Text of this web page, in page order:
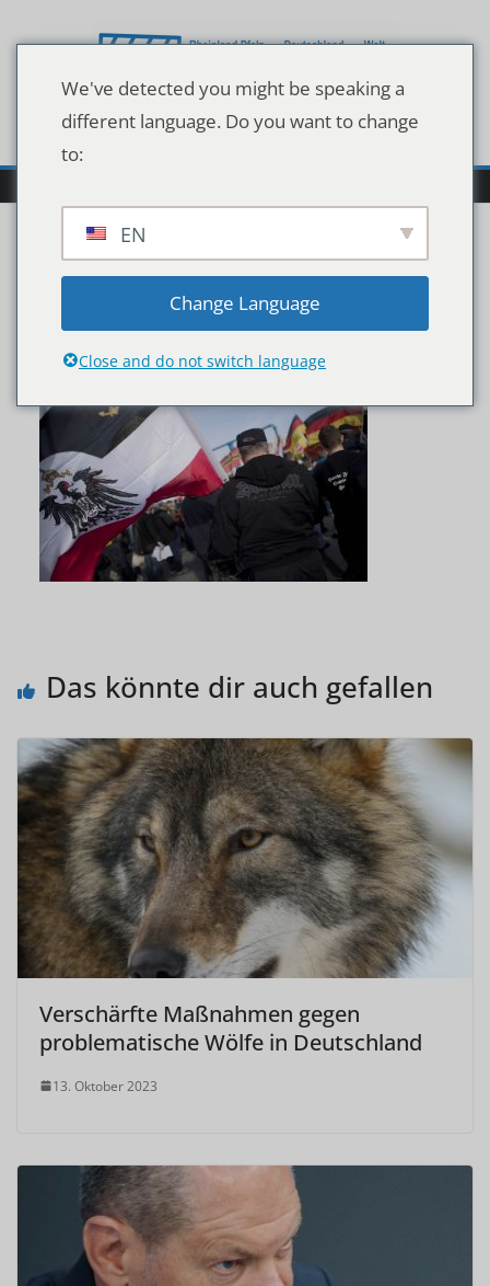
Inhalt
75708-0-1.OTS_
Das könnte dir auch gefallen
Verschärfte Maßnahmen gegen
problematische Wölfe in Deutschland
13. Oktober 2023
We've detected you might be speaking a
different language. Do you want to change
to:
EN
Change Language
Close and do not switch language